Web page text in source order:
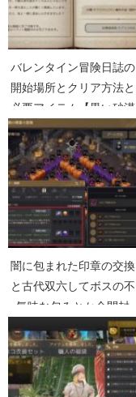
バレンタイン冒険日誌の
開始場所とクリア方法と
必要アイテム【黒い砂漠
Part2896】
闇に包まれた印章の交換
と古代双六してボスの不
気味な包みとか全開封
【黒い砂漠Part4901】